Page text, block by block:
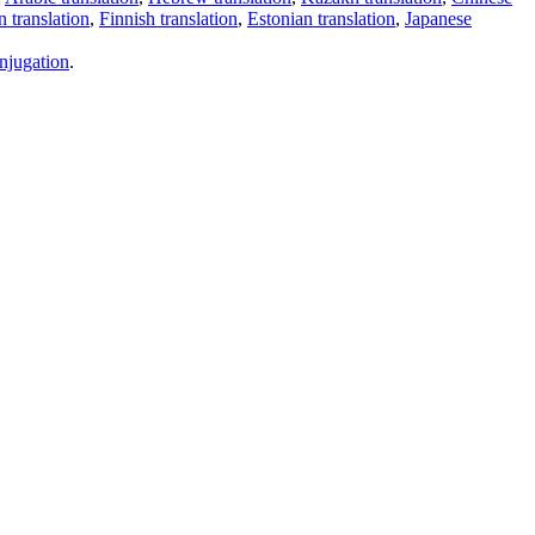
translation, Finnish translation, Estonian translation, Japanese
.